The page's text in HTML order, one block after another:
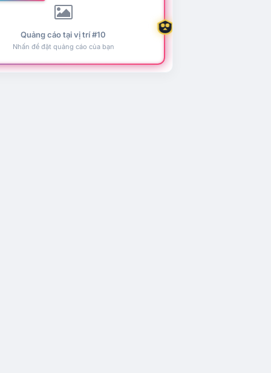
Quảng cáo tại vị trí #10
Nhấn để đặt quảng cáo của bạn